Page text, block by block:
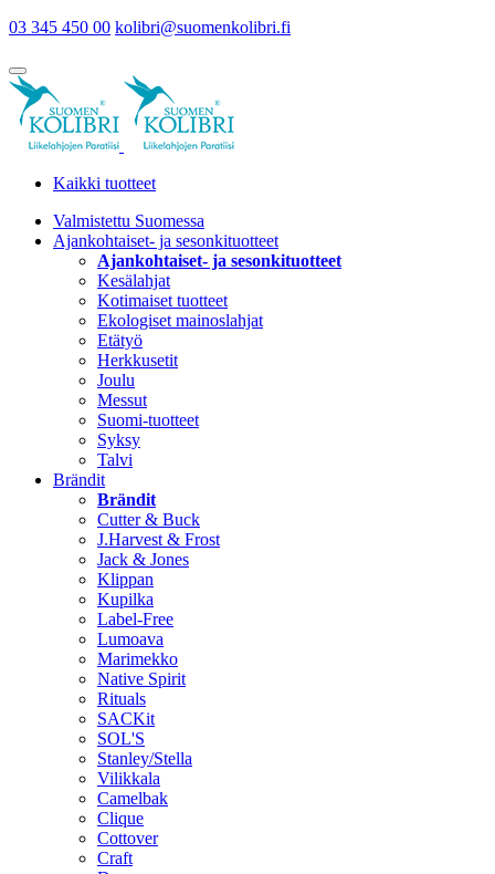
03 345 450 00 kolibri@suomenkolibri.fi
Kaikki tuotteet
Valmistettu Suomessa
Ajankohtaiset- ja sesonkituotteet
Ajankohtaiset- ja sesonkituotteet
Kesälahjat
Kotimaiset tuotteet
Ekologiset mainoslahjat
Etätyö
Herkkusetit
Joulu
Messut
Suomi-tuotteet
Syksy
Talvi
Brändit
Brändit
Cutter & Buck
J.Harvest & Frost
Jack & Jones
Klippan
Kupilka
Label-Free
Lumoava
Marimekko
Native Spirit
Rituals
SACKit
SOL'S
Stanley/Stella
Vilikkala
Camelbak
Clique
Cottover
Craft